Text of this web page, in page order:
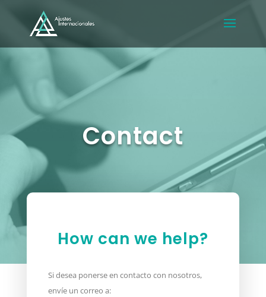
Contact
How can we help?
Si desea ponerse en contacto con nosotros,
envíe un correo a: